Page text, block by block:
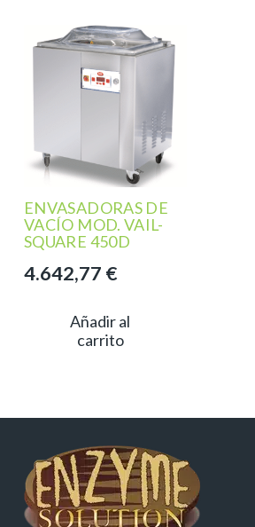
ENVASADORAS DE
VACÍO MOD. VAIL-
SQUARE 450D
4.642,77 €
Añadir al
carrito